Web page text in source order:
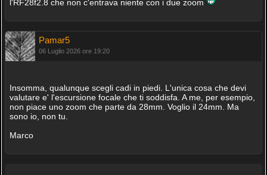
l'RF28f2.8 che non c'entrava niente con i due zoom
Pamar5
06 Luglio 2026 ore 19:20
Insomma, qualunque scegli cadi in piedi. L'unica cosa che devi
valutare e' l'escursione focale che ti soddisfa. A me, per esempio,
non piace uno zoom che parte da 28mm. Voglio il 24mm. Ma
sono io, non tu.
Marco